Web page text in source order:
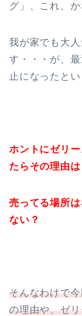
グ」、これ、
我が家でも大
す・・・が、
止になったと
ホントにゼリ
たらその理由は
売ってる場所
ない？
そんなわけで
の理由や、ゼ